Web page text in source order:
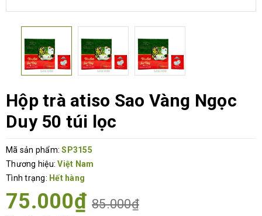
Hộp trà atiso Sao Vàng Ngọc
Duy 50 túi lọc
Mã sản phẩm: SP3155
Thương hiệu: Việt Nam
Tình trạng: Hết hàng
75.000₫ 85.000₫